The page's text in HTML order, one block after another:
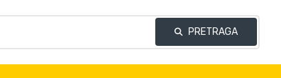
PRETRAGA